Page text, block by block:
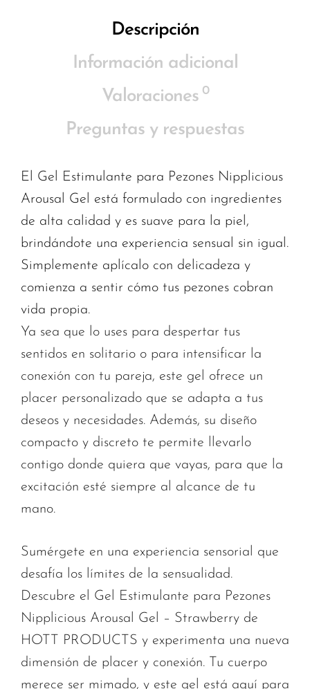
Descripción
Información adicional
Valoraciones 0
Preguntas y respuestas
El Gel Estimulante para Pezones Nipplicious
Arousal Gel está formulado con ingredientes
de alta calidad y es suave para la piel,
brindándote una experiencia sensual sin igual.
Simplemente aplícalo con delicadeza y
comienza a sentir cómo tus pezones cobran
vida propia.
Ya sea que lo uses para despertar tus
sentidos en solitario o para intensificar la
conexión con tu pareja, este gel ofrece un
placer personalizado que se adapta a tus
deseos y necesidades. Además, su diseño
compacto y discreto te permite llevarlo
contigo donde quiera que vayas, para que la
excitación esté siempre al alcance de tu
mano.
Sumérgete en una experiencia sensorial que
desafía los límites de la sensualidad.
Descubre el Gel Estimulante para Pezones
Nipplicious Arousal Gel – Strawberry de
HOTT PRODUCTS y experimenta una nueva
dimensión de placer y conexión. Tu cuerpo
merece ser mimado, y este gel está aquí para